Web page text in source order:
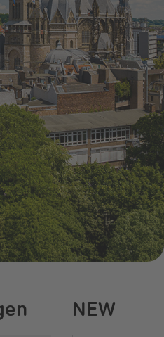
Treue-Bonus
Vorteile
NEW